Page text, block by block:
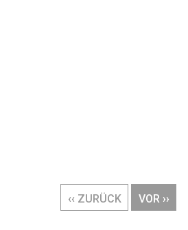
VORHERIGE
‹‹ ZURÜCK
NÄCHSTE
VOR ››